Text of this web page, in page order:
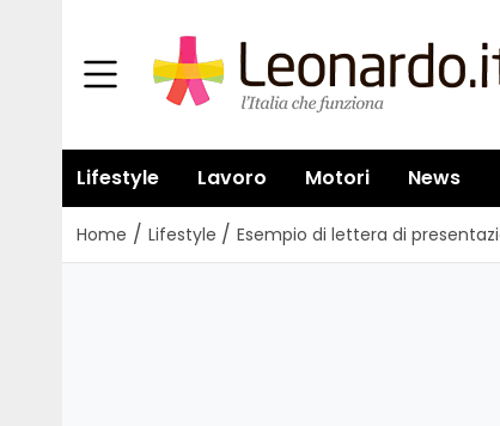
Lifestyle Lavoro Motori News
Home / Lifestyle / Esempio di lettera di